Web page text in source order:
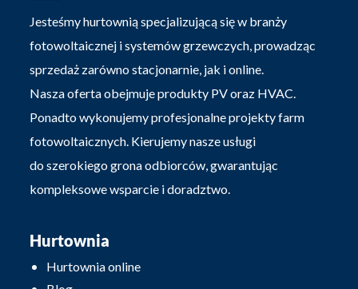
Jesteśmy hurtownią specjalizującą się w branży
fotowoltaicznej i systemów grzewczych, prowadząc
sprzedaż zarówno stacjonarnie, jak i online.
Nasza oferta obejmuje produkty PV oraz HVAC.
Ponadto wykonujemy profesjonalne projekty farm
fotowoltaicznych. Kierujemy nasze usługi
do szerokiego grona odbiorców, gwarantując
kompleksowe wsparcie i doradztwo.
Hurtownia
Hurtownia online